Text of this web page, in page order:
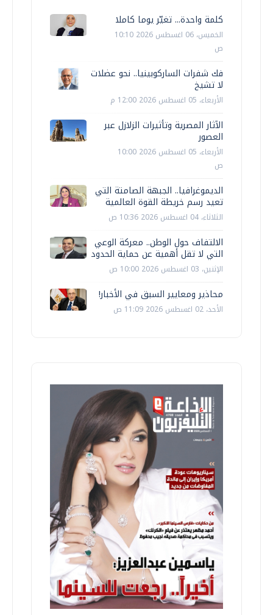
كلمة واحدة... تغيّر يوما كاملا
الخميس، 06 اغسطس 2026 10:10
ص
فك شفرات الساركوبينيا.. نحو عضلات
لا تشيخ
الأربعاء، 05 اغسطس 2026 12:00 م
الآثار المصرية وتأثيرات الزلازل عبر
العصور
الأربعاء، 05 اغسطس 2026 10:00
ص
الديموغرافيا.. الجبهة الصامتة التي
تعيد رسم خريطة القوة العالمية
الثلاثاء، 04 اغسطس 2026 10:36 ص
الالتفاف حول الوطن.. معركة الوعي
التي لا تقل أهمية عن حماية الحدود
الإثنين، 03 اغسطس 2026 10:00 ص
محاذير ومعايير السبق في الأخبار!
الأحد، 02 اغسطس 2026 11:09 ص